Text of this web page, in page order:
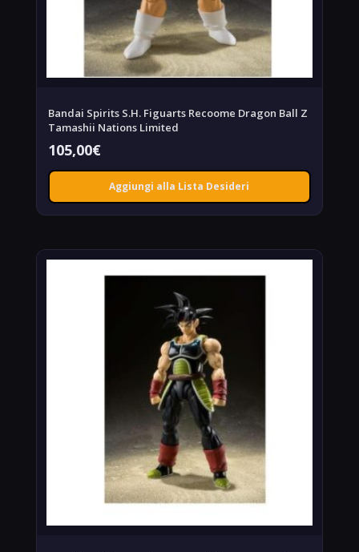
Bandai Spirits S.H. Figuarts Recoome Dragon Ball Z
Tamashii Nations Limited
105,00€
Aggiungi alla Lista Desideri